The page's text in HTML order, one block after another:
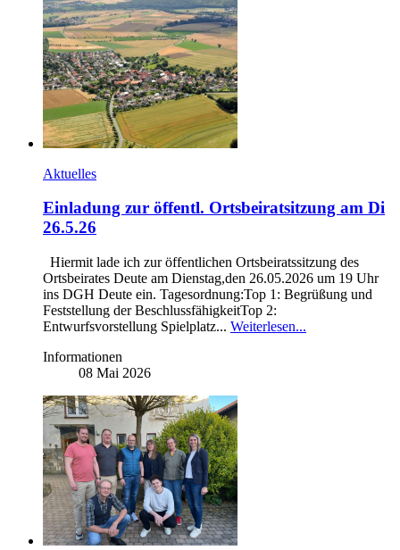
Aktuelles
Einladung zur öffentl. Ortsbeiratsitzung am Di
26.5.26
Hiermit lade ich zur öffentlichen Ortsbeiratssitzung des
Ortsbeirates Deute am Dienstag,den 26.05.2026 um 19 Uhr
ins DGH Deute ein. Tagesordnung:Top 1: Begrüßung und
Feststellung der BeschlussfähigkeitTop 2:
Entwurfsvorstellung Spielplatz... Weiterlesen...
Informationen
08 Mai 2026